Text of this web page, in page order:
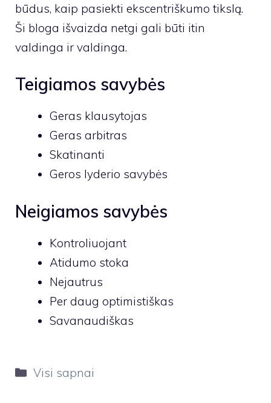
būdus, kaip pasiekti ekscentriškumo tikslą.
Ši bloga išvaizda netgi gali būti itin
valdinga ir valdinga.
Teigiamos savybės
Geras klausytojas
Geras arbitras
Skatinanti
Geros lyderio savybės
Neigiamos savybės
Kontroliuojant
Atidumo stoka
Nejautrus
Per daug optimistiškas
Savanaudiškas
Kategorijos
Visi sapnai